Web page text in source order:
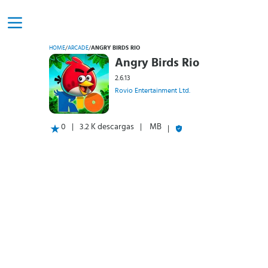
HOME/ARCADE/ANGRY BIRDS RIO
Angry Birds Rio
2.6.13
Rovio Entertainment Ltd.
0 3.2 K descargas MB